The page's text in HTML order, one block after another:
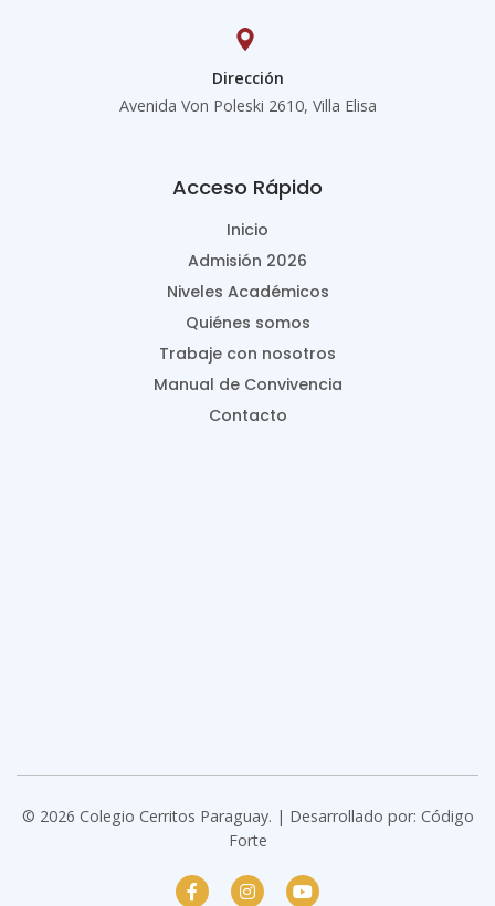
Dirección
Avenida Von Poleski 2610, Villa Elisa
Acceso Rápido
Inicio
Admisión 2026
Niveles Académicos
Quiénes somos
Trabaje con nosotros
Manual de Convivencia
Contacto
© 2026 Colegio Cerritos Paraguay. | Desarrollado por: Código
Forte